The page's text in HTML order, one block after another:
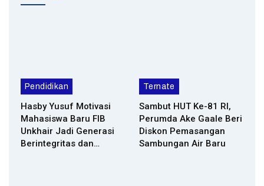
Pendidikan
Hasby Yusuf Motivasi
Mahasiswa Baru FIB
Unkhair Jadi Generasi
Berintegritas dan…
Ternate
Sambut HUT Ke-81 RI,
Perumda Ake Gaale Beri
Diskon Pemasangan
Sambungan Air Baru